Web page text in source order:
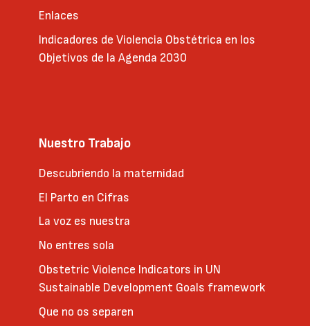
Enlaces
Indicadores de Violencia Obstétrica en los
Objetivos de la Agenda 2030
Nuestro Trabajo
Descubriendo la maternidad
El Parto en Cifras
La voz es nuestra
No entres sola
Obstetric Violence Indicators in UN
Sustainable Development Goals framework
Que no os separen